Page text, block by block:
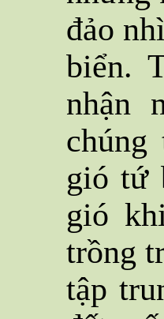
đảo
biển.
nhận
gió tứ
gió
trồng
tập